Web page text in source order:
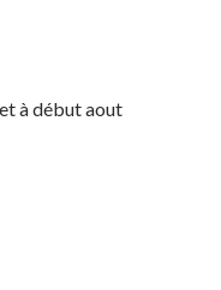
à début aout